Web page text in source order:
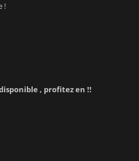
!
, profitez en !!